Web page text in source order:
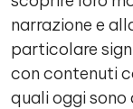
narrazione e
particolare
con contenuti
quali oggi